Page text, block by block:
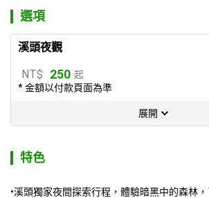
選項
溪頭夜觀
NT$ 250 起
* 金額以付款頁面為準
展開
特色
•溪頭獨家夜間探索行程，體驗暗黑中的森林